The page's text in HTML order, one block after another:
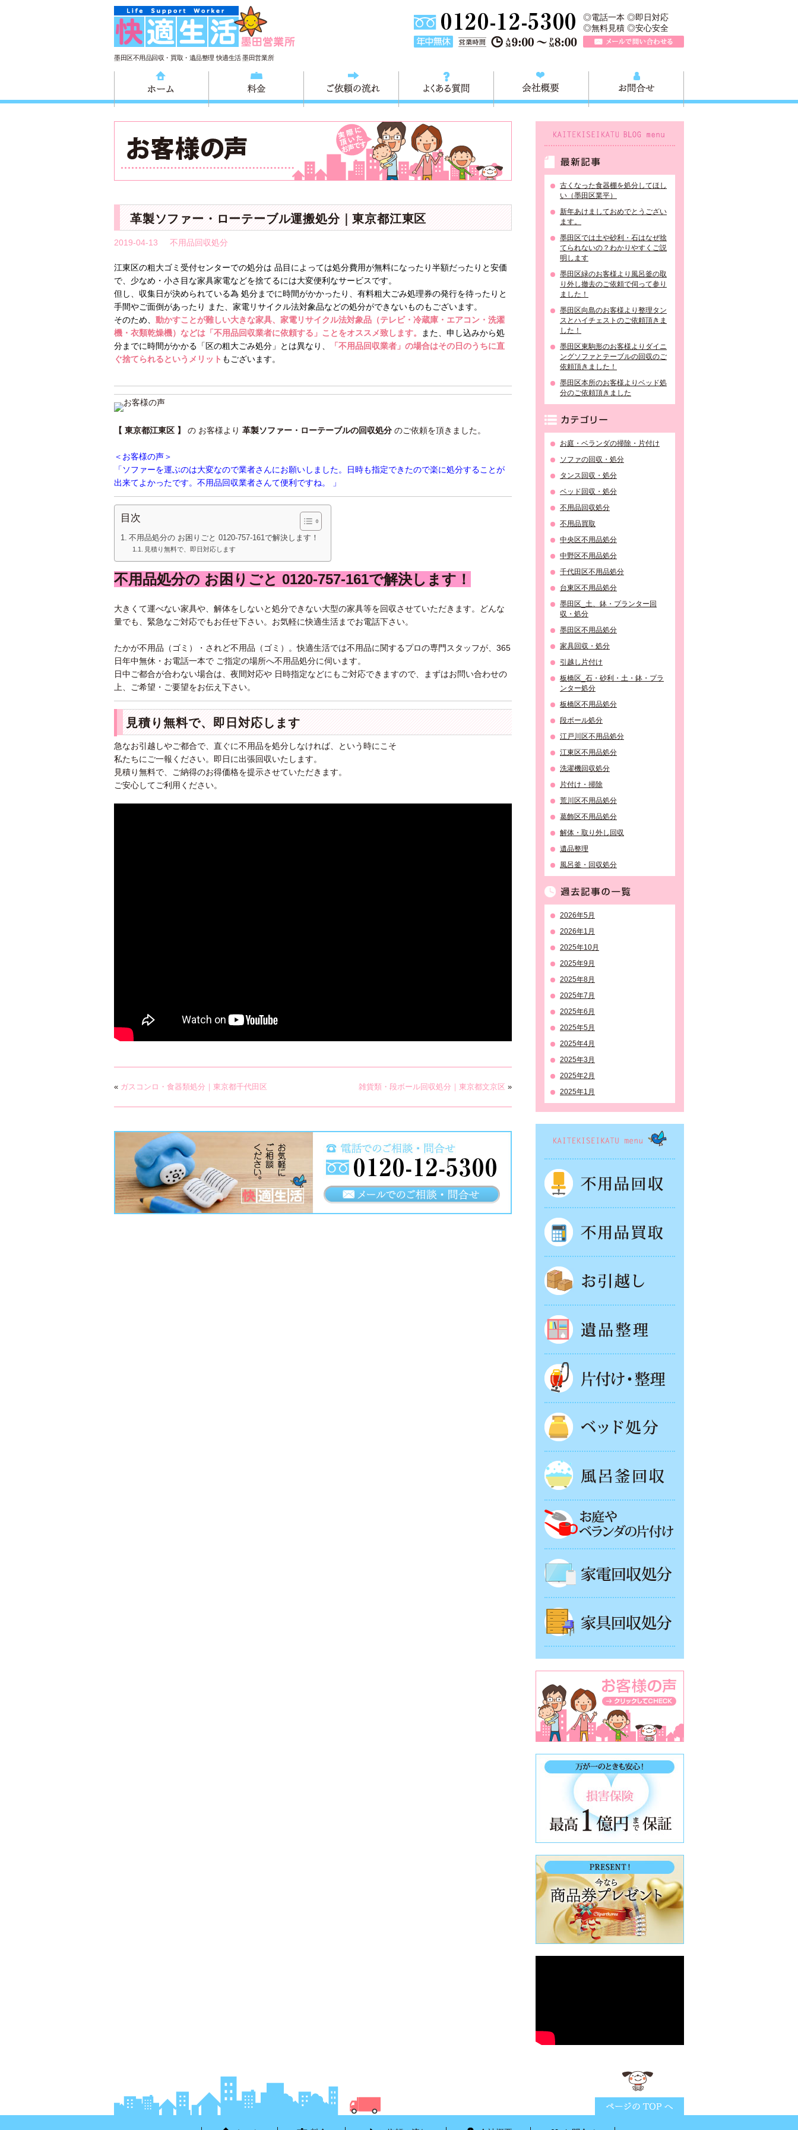
墨田区不用品回収・買取・遺品整理 快適生活 墨田営業所
TEL 0120-757-161（年中無休）営業時間AM9:00～
◎電話一本 ◎即日対応
◎無料見積 ◎安心安全
ご依頼の流れ よくある質問
革製ソファー・ローテーブル運搬処分｜東京都江東区
2019-04-13 不用品回収処分
江東区の粗大ゴミ受付センターでの処分は 品目によっては処分費用が無料になったり半額だったりと安価
で、少なめ・小さ目な家具家電などを捨てるには大変便利なサービスです。
但し、収集日が決められている為 処分までに時間がかかったり、有料粗大ごみ処理券の発行を待ったりと
手間やご面倒があったり また、家電リサイクル法対象品などの処分ができないものもございます。
そのため、 動かすことが難しい大きな家具、家電リサイクル法対象品（テレビ・冷蔵庫・エアコン・洗濯
機・衣類乾燥機）などは「不用品回収業者に依頼する」ことをオススメ致します。
また、申し込みから処
分までに時間がかかる「区の粗大ごみ処分」とは異なり、
「不用品回収業者」の場合はその日のうちに直
ぐ捨てられるというメリット もございます。
【 東京都江東区 】 の お客様より 革製ソファー・ローテーブルの回収処分 のご依頼を頂きました。
＜お客様の声＞
「ソファーを運ぶのは大変なので業者さんにお願いしました。日時も指定できたので楽に処分することが
出来てよかったです。不用品回収業者さんて便利ですね。 」
目次
不用品処分の お困りごと 0120-757-161で解決します！
見積り無料で、即日対応します
不用品処分の お困りごと 0120-757-161で解決します！
大きくて運べない家具や、解体をしないと処分できない大型の家具等を回収させていただきます。どんな
量でも、緊急なご対応でもお任せ下さい。お気軽に快適生活までお電話下さい。
たかが不用品（ゴミ）・されど不用品（ゴミ）。快適生活では不用品に関するプロの専門スタッフが、365
日年中無休・お電話一本で ご指定の場所へ不用品処分に伺います。
日中ご都合が合わない場合は、夜間対応や 日時指定などにもご対応できますので、まずはお問い合わせの
上、ご希望・ご要望をお伝え下さい。
見積り無料で、即日対応します
急なお引越しやご都合で、直ぐに不用品を処分しなければ、という時にこそ
私たちにご一報ください。即日に出張回収いたします。
見積り無料で、ご納得のお得価格を提示させていただきます。
ご安心してご利用ください。
« ガスコンロ・食器類処分｜東京都千代田区 雑貨類・段ボール回収処分｜東京都文京区 »
古くなった食器棚を処分してほし
い（墨田区業平）
新年あけましておめでとうござい
ます。
墨田区では土や砂利・石はなぜ捨
てられないの？わかりやすくご説
明します
墨田区緑のお客様より風呂釜の取
り外し撤去のご依頼で伺って参り
ました！
墨田区向島のお客様より整理タン
スとハイチェストのご依頼頂きま
した！
墨田区東駒形のお客様よりダイニ
ングソファとテーブルの回収のご
依頼頂きました！
墨田区本所のお客様よりベッド処
分のご依頼頂きました
お庭・ベランダの掃除・片付け
ソファの回収・処分
タンス回収・処分
ベッド回収・処分
不用品回収処分
不用品買取
中央区不用品処分
中野区不用品処分
千代田区不用品処分
台東区不用品処分
墨田区_土、鉢・プランター回
収・処分
墨田区不用品処分
家具回収・処分
引越し片付け
板橋区_石・砂利・土・鉢・プラ
ンター処分
板橋区不用品処分
段ボール処分
江戸川区不用品処分
江東区不用品処分
洗濯機回収処分
片付け・掃除
荒川区不用品処分
葛飾区不用品処分
解体・取り外し回収
遺品整理
風呂釜・回収処分
2026年5月
2026年1月
2025年10月
2025年9月
2025年8月
2025年7月
2025年6月
2025年5月
2025年4月
2025年3月
2025年2月
2025年1月